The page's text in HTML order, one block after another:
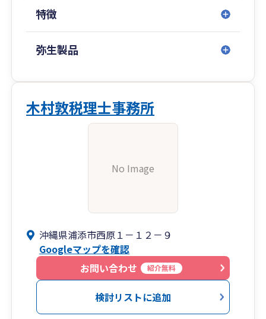
特徴
弥生製品
木村敦税理士事務所
No Image
沖縄県浦添市西原１－１２－９
Googleマップを確認
お問い合わせ
紹介無料
検討リストに追加